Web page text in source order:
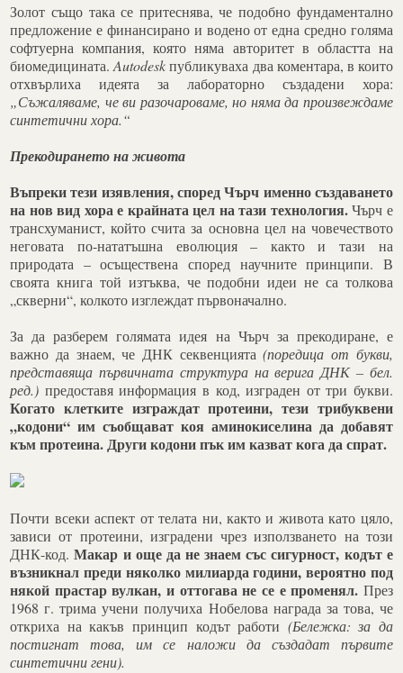
Золот също така се притеснява, че подобно фундаментално
предложение е финансирано и водено от една средно голяма
софтуерна компания, която няма авторитет в областта на
биомедицината.Autodeskпубликуваха два коментара, в които
отхвърлиха идеята за лабораторно създадени хора:
„Съжаляваме, че ви разочароваме, но няма да произвеждаме
синтетични хора.“
Прекодирането на живота
Въпреки тези изявления, според Чърч именно създаването
на нов вид хора е крайната цел на тази технология.Чърч е
трансхуманист, който счита за основна цел на човечеството
неговата по-нататъшна еволюция – както и тази на
природата – осъществена според научните принципи. В
своята книга той изтъква, че подобни идеи не са толкова
„скверни“, колкото изглеждат първоначално.
За да разберем голямата идея на Чърч за прекодиране, е
важно да знаем, че ДНК секвенцията (поредица от букви,
представяща първичната структура на верига ДНК – бел.
ред.) предоставя информация в код, изграден от три букви.
Когато клетките изграждат протеини, тези трибуквени
„кодони“ им съобщават коя аминокиселина да добавят
към протеина. Други кодони пък им казват кога да спрат.
Почти всеки аспект от телата ни, както и живота като цяло,
зависи от протеини, изградени чрез използването на този
ДНК-код.Макар и още да не знаем със сигурност, кодът е
възникнал преди няколко милиарда години, вероятно под
някой прастар вулкан, и оттогава не се е променял. През
1968 г. трима учени получиха Нобелова награда за това, че
откриха на какъв принцип кодът работи (Бележка: за да
постигнат това, им се наложи да създадат първите
синтетични гени).